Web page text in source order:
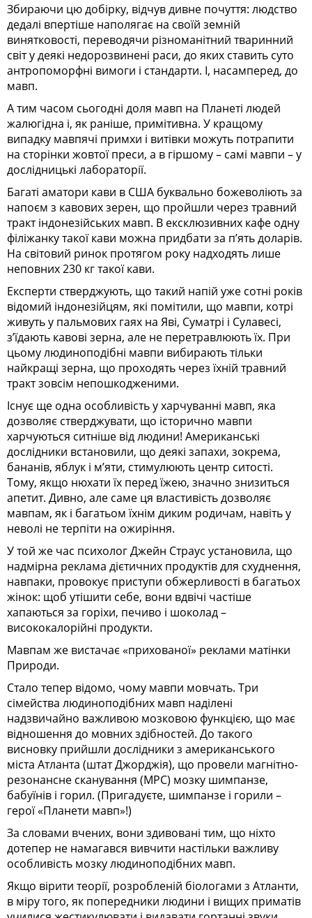
Збираючи цю добірку, відчув дивне почуття: людство
дедалі впертіше наполягає на своїй земній
винятковості, переводячи різноманітний тваринний
світ у деякі недорозвинені раси, до яких ставить суто
антропоморфні вимоги і стандарти. І, насамперед, до
мавп.
А тим часом сьогодні доля мавп на Планеті людей
жалюгідна і, як раніше, примітивна. У кращому
випадку мавпячі примхи і витівки можуть потрапити
на сторінки жовтої преси, а в гіршому – самі мавпи – у
дослідницькі лабораторії.
Багаті аматори кави в США буквально божеволіють за
напоєм з кавових зерен, що пройшли через травний
тракт індонезійських мавп. В ексклюзивних кафе одну
філіжанку такої кави можна придбати за п’ять доларів.
На світовий ринок протягом року надходять лише
неповних 230 кг такої кави.
Експерти стверджують, що такий напій уже сотні років
відомий індонезійцям, які помітили, що мавпи, котрі
живуть у пальмових гаях на Яві, Суматрі і Сулавесі,
з’їдають кавові зерна, але не перетравлюють їх. При
цьому людиноподібні мавпи вибирають тільки
найкращі зерна, що проходять через їхній травний
тракт зовсім непошкодженими.
Існує ще одна особливість у харчуванні мавп, яка
дозволяє стверджувати, що історично мавпи
харчуються ситніше від людини! Американські
дослідники встановили, що деякі запахи, зокрема,
бананів, яблук і м’яти, стимулюють центр ситості.
Тому, якщо нюхати їх перед їжею, значно знизиться
апетит. Дивно, але саме ця властивість дозволяє
мавпам, як і багатьом їхнім диким родичам, навіть у
неволі не терпіти на ожиріння.
У той же час психолог Джейн Страус установила, що
надмірна реклама дієтичних продуктів для схуднення,
навпаки, провокує приступи обжерливості в багатьох
жінок: щоб утішити себе, вони вдвічі частіше
хапаються за горіхи, печиво і шоколад –
висококалорійні продукти.
Мавпам же вистачає «прихованої» реклами матінки
Природи.
Стало тепер відомо, чому мавпи мовчать. Три
сімейства людиноподібних мавп наділені
надзвичайно важливою мозковою функцією, що має
відношення до мовних здібностей. До такого
висновку прийшли дослідники з американського
міста Атланта (штат Джорджія), що провели магнітно-
резонансне сканування (МРС) мозку шимпанзе,
бабуїнів і горил. (Пригадуєте, шимпанзе і горили –
герої «Планети мавп»!)
За словами вчених, вони здивовані тим, що ніхто
дотепер не намагався вивчити настільки важливу
особливість мозку людиноподібних мавп.
Якщо вірити теорії, розробленій біологами з Атланти,
в міру того, як попередники людини і вищих приматів